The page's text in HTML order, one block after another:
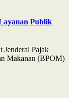
Publik
Jenderal Pajak
Makanan (BPOM)